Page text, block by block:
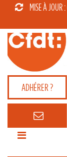
MISE À JOUR
ADHÉRER ?